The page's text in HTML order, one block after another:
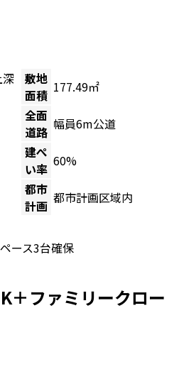
敷地
面積 177.49㎡
全面
道路 幅員6m公道
建ぺ
い率 60%
都市
計画 都市計画区域内
ース3台確保
＋ファミリークロー